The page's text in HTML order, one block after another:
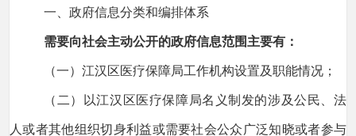
一、政府信息分类和编排体系
需要向社会主动公开的政府信息范围主要有：
（一）江汉区医疗保障局工作机构设置及职能情况；
（二）以江汉区医疗保障局名义制发的涉及公民、法
人或者其他组织切身利益或需要社会公众广泛知晓或者参与